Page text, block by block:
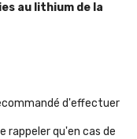
au lithium de la
d'effectuer
rappeler qu'en cas de